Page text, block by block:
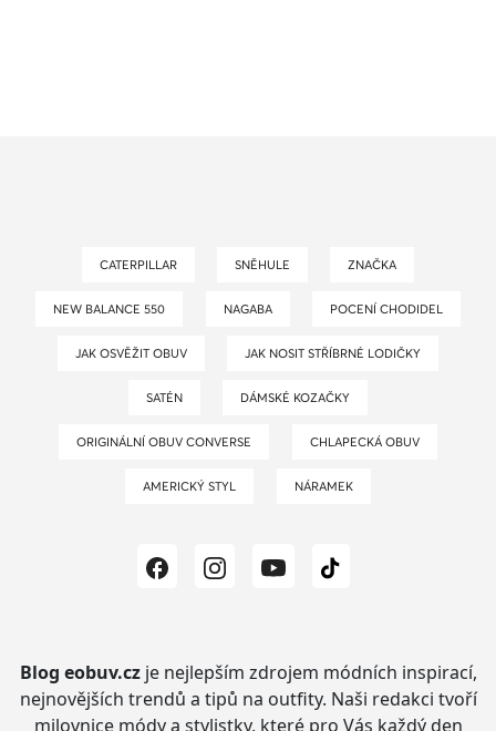
CATERPILLAR SNĚHULE ZNAČKA
NEW BALANCE 550 NAGABA POCENÍ CHODIDEL
JAK OSVĚŽIT OBUV JAK NOSIT STŘÍBRNÉ LODIČKY
SATÉN DÁMSKÉ KOZAČKY
ORIGINÁLNÍ OBUV CONVERSE CHLAPECKÁ OBUV
AMERICKÝ STYL NÁRAMEK
Blog eobuv.czje nejlepším zdrojem módních inspirací,
nejnovějších trendů a tipů na outfity. Naši redakci tvoří
milovnice módy a stylistky, které pro Vás každý den